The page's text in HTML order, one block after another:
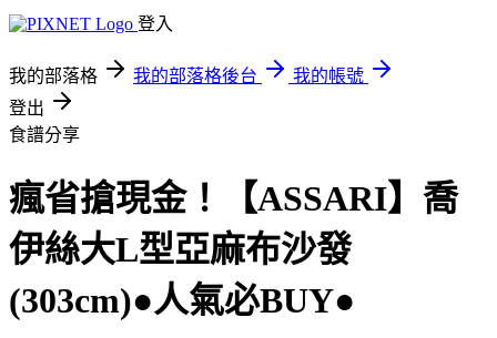
登入
我的部落格 我的部落格後台
我的帳號
登出
食譜分享
瘋省搶現金！【ASSARI】喬
伊絲大L型亞麻布沙發
(303cm)●人氣必BUY●